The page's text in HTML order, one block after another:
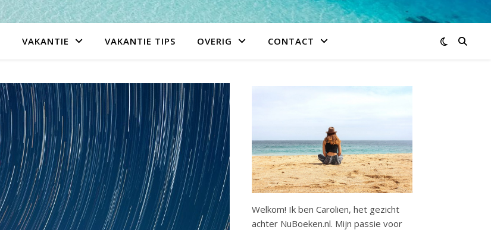
VAKANTIE VAKANTIE TIPS OVERIG CONTACT
Welkom! Ik ben Carolien, het gezicht
achter NuBoeken.nl. Mijn passie voor